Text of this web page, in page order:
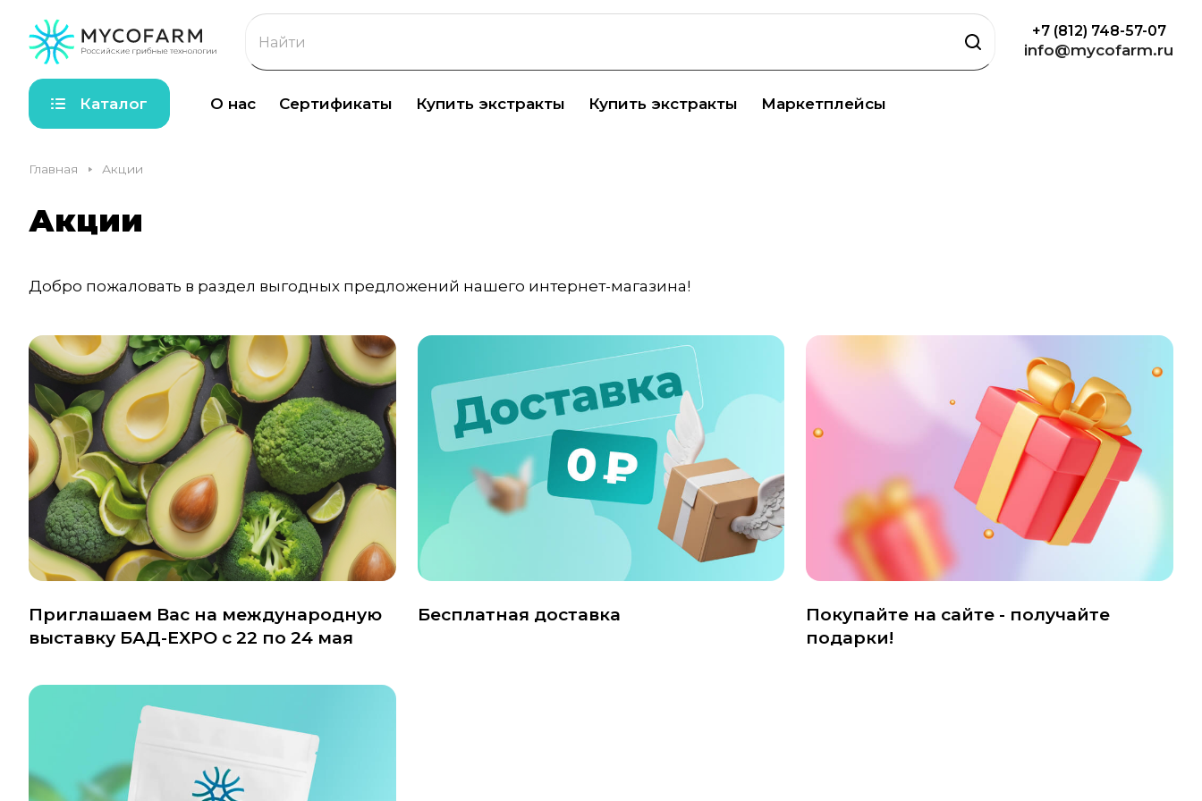
+7 (812) 748-57-07
info@mycofarm.ru
Каталог О нас Сертификаты Купить экстракты Купить экстракты Маркетплейсы
Главная Акции
Акции
Добро пожаловать в раздел выгодных предложений нашего интернет-магазина!
Приглашаем Вас на международную
выставку БАД-EXPO с 22 по 24 мая
Бесплатная доставка
Покупайте на сайте - получайте
подарки!